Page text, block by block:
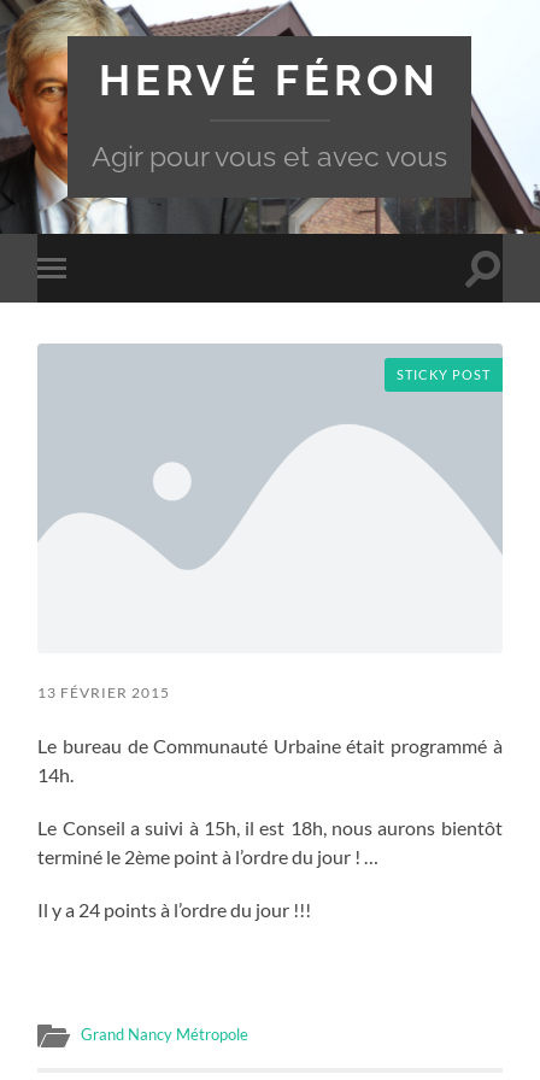
HERVÉ FÉRON
Agir pour vous et avec vous
Toggle
mobile
Toggle
STICKY POST
13 FÉVRIER 2015
Le bureau de Communauté Urbaine était programmé à
14h.
Le Conseil a suivi à 15h, il est 18h, nous aurons bientôt
terminé le 2ème point à l’ordre du jour ! …
Il y a 24 points à l’ordre du jour !!!
Grand Nancy Métropole